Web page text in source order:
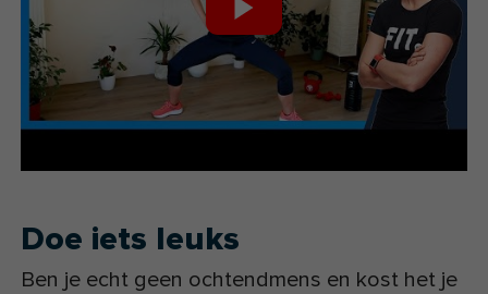
Doe iets leuks
Ben je echt geen ochtendmens en kost het je